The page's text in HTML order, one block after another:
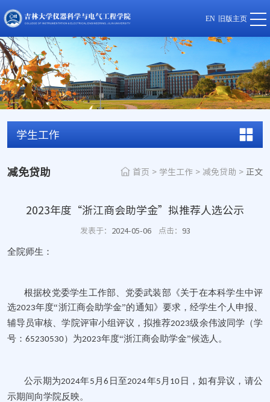
EN 旧版主页
学生工作
减免贷助 首页 > 学生工作 > 减免贷助 > 正文
2023年度“浙江商会助学金”拟推荐人选公示
发表于： 2024-05-06 点击： 93
全院师生：
根据校党委学生工作部、党委武装部《关于在本科学生中评
选2023年度“浙江商会助学金”的通知》要求，经学生个人申报、
辅导员审核、学院评审小组评议，拟推荐2023级余伟波同学 （学
号： 65230530） 为2023年度“浙江商会助学金”候选人。
公示期为2024年5 月6 日至2024年5 月 10 日，如有异议，请公
示期间向学院反映。